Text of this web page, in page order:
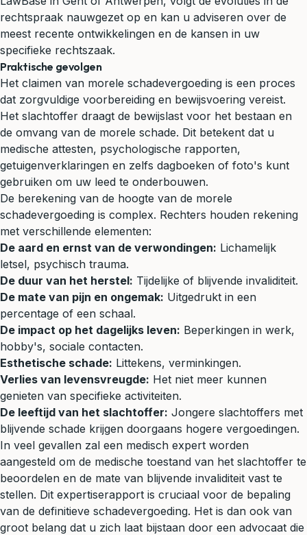
rechtspraak nauwgezet op en kan u adviseren over de
meest recente ontwikkelingen en de kansen in uw
specifieke rechtszaak.
Praktische gevolgen
Het claimen van morele schadevergoeding is een proces
dat zorgvuldige voorbereiding en bewijsvoering vereist.
Het slachtoffer draagt de bewijslast voor het bestaan en
de omvang van de morele schade. Dit betekent dat u
medische attesten, psychologische rapporten,
getuigenverklaringen en zelfs dagboeken of foto's kunt
gebruiken om uw leed te onderbouwen.
De berekening van de hoogte van de morele
schadevergoeding is complex. Rechters houden rekening
met verschillende elementen:
De aard en ernst van de verwondingen: Lichamelijk
letsel, psychisch trauma.
De duur van het herstel: Tijdelijke of blijvende invaliditeit.
De mate van pijn en ongemak: Uitgedrukt in een
percentage of een schaal.
De impact op het dagelijks leven: Beperkingen in werk,
hobby's, sociale contacten.
Esthetische schade: Littekens, verminkingen.
Verlies van levensvreugde: Het niet meer kunnen
genieten van specifieke activiteiten.
De leeftijd van het slachtoffer: Jongere slachtoffers met
blijvende schade krijgen doorgaans hogere vergoedingen.
In veel gevallen zal een medisch expert worden
aangesteld om de medische toestand van het slachtoffer te
beoordelen en de mate van blijvende invaliditeit vast te
stellen. Dit expertiserapport is cruciaal voor de bepaling
van de definitieve schadevergoeding. Het is dan ook van
groot belang dat u zich laat bijstaan door een advocaat die